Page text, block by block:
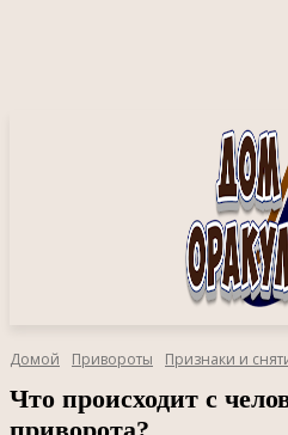
Домой Привороты Признаки и
Что происходит с